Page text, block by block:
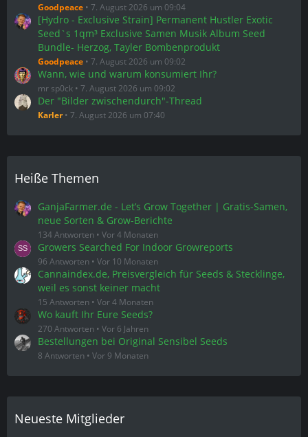
Goodpeace 7. August 2026 um 09:04
[Hydro - Exclusive Strain] Permanent Hustler Exotic
Seed`s 1qm³ Exclusive Samen Musik Album Seed
Bundle- Herzog, Tayler Bombenprodukt
Goodpeace 7. August 2026 um 09:02
Wann, wie und warum konsumiert Ihr?
mr sp0ck 7. August 2026 um 09:02
Der "Bilder zwischendurch"-Thread
Karler 7. August 2026 um 07:40
Heiße Themen
GanjaFarmer.de - Let’s Grow Together | Gratis-Samen,
neue Sorten & Grow-Berichte
134 Antworten Vor 4 Monaten
Growers Searched For Indoor Growreports
96 Antworten Vor 10 Monaten
Cannaindex.de, Preisvergleich für Seeds & Stecklinge,
weil es sonst keiner macht
15 Antworten Vor 4 Monaten
Wo kauft Ihr Eure Seeds?
270 Antworten Vor 6 Jahren
Bestellungen bei Original Sensibel Seeds
8 Antworten Vor 9 Monaten
Neueste Mitglieder